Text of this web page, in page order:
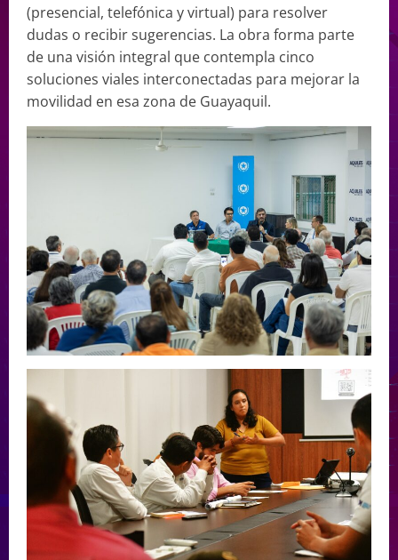
(presencial, telefónica y virtual) para resolver
dudas o recibir sugerencias. La obra forma parte
de una visión integral que contempla cinco
soluciones viales interconectadas para mejorar la
movilidad en esa zona de Guayaquil.